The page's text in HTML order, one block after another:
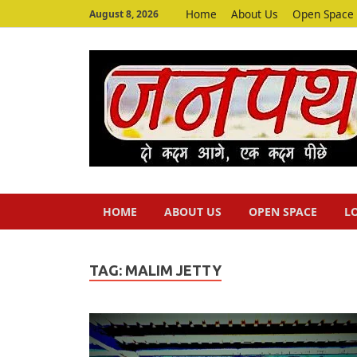
August 8, 2026 Home About Us Open Space
HOME ABOUT US OPEN SPACE
TAG: MALIM JETTY